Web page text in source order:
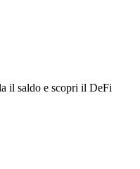
il saldo e scopri il DeFi